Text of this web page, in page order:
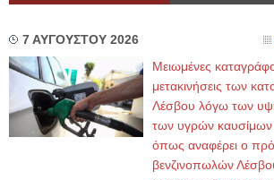
7 ΑΥΓΟΥΣΤΟΥ 2026
Μειωμένες
μετακινήσεις των
Λέσβου λόγω των
των υγρών καυσίμων
όπως αναφέρει ο
βενζινοπωλών